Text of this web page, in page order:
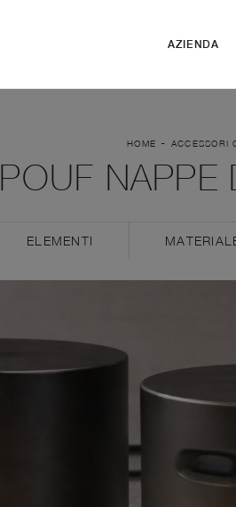
AZIENDA
HOME - ACCESSORI
POUF NAPPE
ELEMENTI